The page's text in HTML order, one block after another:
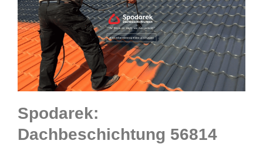
Spodarek:
Dachbeschichtung 56814